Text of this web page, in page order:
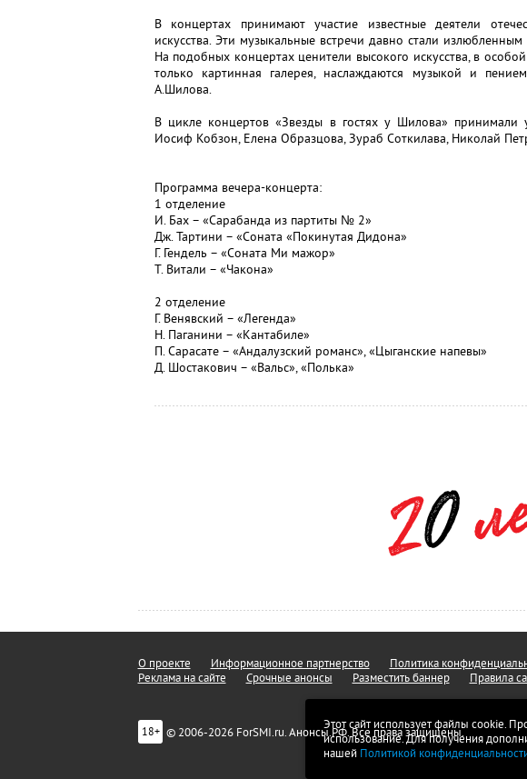
В концертах принимают участие известные деятели
искусства. Эти музыкальные встречи давно стали
На подобных концертах ценители высокого искусства, в
только картинная галерея, наслаждаются музыкой и
А.Шилова.
В цикле концертов «Звезды в гостях у Шилова» принимали
Иосиф Кобзон, Елена Образцова, Зураб Соткилава, Николай
Программа вечера-концерта:
1 отделение
И. Бах – «Сарабанда из партиты № 2»
Дж. Тартини – «Соната «Покинутая Дидона»
Г. Гендель – «Соната Ми мажор»
Т. Витали – «Чакона»
2 отделение
Г. Венявский – «Легенда»
Н. Паганини – «Кантабиле»
П. Сарасате – «Андалузский романс», «Цыганские напевы»
Д. Шостакович – «Вальс», «Полька»
Этот сайт использует файлы cookie.
использование. Для получения
нашей Политикой
О проекте Информационное партнерство Политика
Реклама на сайте
Срочные анонсы Разместить баннер Правила
18+ © 2006-2026 ForSMI.ru. Анонсы.РФ. Все права защищены.